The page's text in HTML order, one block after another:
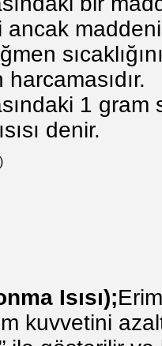
1 gram
denir.
Isısı);
kuvvetini